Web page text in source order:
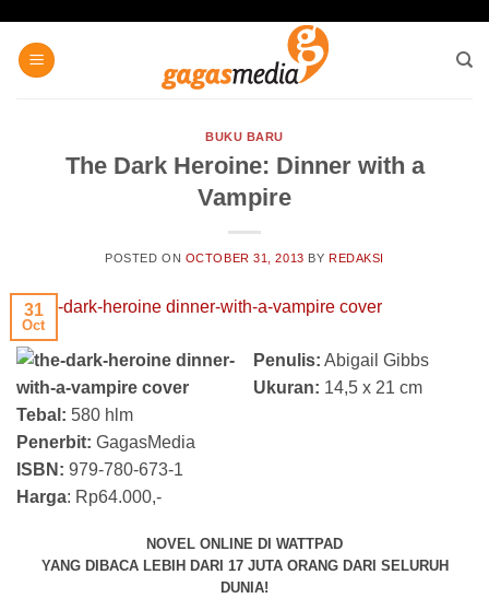
content
BUKU BARU
The Dark Heroine: Dinner with a
Vampire
POSTED ON OCTOBER 31, 2013 BY REDAKSI
31
Oct
Penulis: Abigail Gibbs
Ukuran: 14,5 x 21 cm
Tebal: 580 hlm
Penerbit: GagasMedia
ISBN: 979-780-673-1
Harga: Rp64.000,-
NOVEL ONLINE DI WATTPAD
YANG DIBACA LEBIH DARI 17 JUTA ORANG DARI SELURUH
DUNIA!